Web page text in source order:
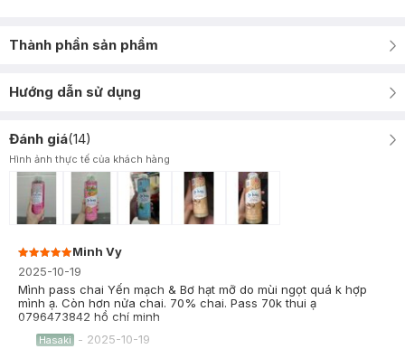
Thành phần sản phẩm
Hướng dẫn sử dụng
Đánh giá(14)
Hình ảnh thực tế của khách hàng
Minh Vy
2025-10-19
Mình pass chai Yến mạch & Bơ hạt mỡ do mùi ngọt quá k hợp
mình ạ. Còn hơn nửa chai. 70% chai. Pass 70k thui ạ
0796473842 hồ chí minh
Hasaki - 2025-10-19